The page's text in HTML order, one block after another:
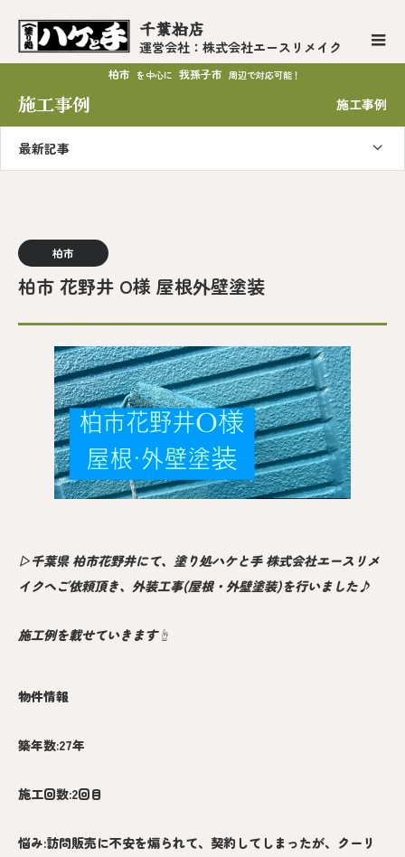
千葉柏店
運営会社：株式会社エースリメイク
柏市 を中心に 我孫子市 周辺で対応可能！
施工事例 施工事例
最新記事
柏市
柏市 花野井 O様 屋根外壁塗装
▷千葉県 柏市花野井にて、塗り処ハケと手 株式会社エースリメ
イクへご依頼頂き、外装工事(屋根・外壁塗装)を行いました♪
施工例を載せていきます☝️
物件情報
築年数:27年
施工回数:2回目
悩み:訪問販売に不安を煽られて、契約してしまったが、クーリ